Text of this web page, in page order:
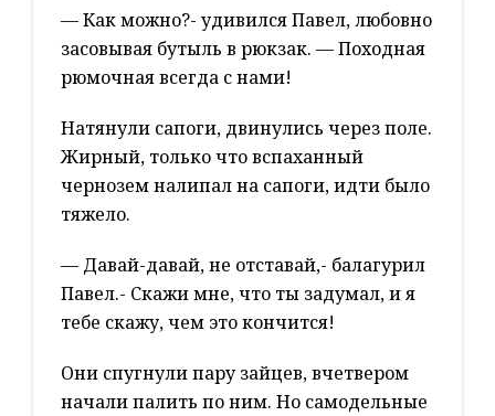
— Как можно?- удивился Павел, любовно
засовывая бутыль в рюкзак. — Походная
рюмочная всегда с нами!
Натянули сапоги, двинулись через поле.
Жирный, только что вспаханный
чернозем налипал на сапоги, идти было
тяжело.
— Давай-давай, не отставай,- балагурил
Павел.- Скажи мне, что ты задумал, и я
тебе скажу, чем это кончится!
Они спугнули пару зайцев, вчетвером
начали палить по ним. Но самодельные